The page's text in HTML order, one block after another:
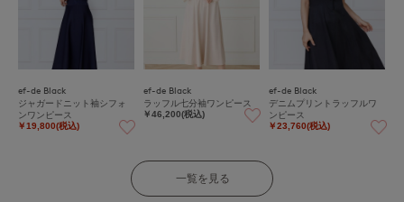
ef-de Black
ジャガードニット袖シフォ
ンワンピース
￥19,800(税込)
ef-de Black
ラッフル七分袖ワンピース
￥46,200(税込)
ef-de Black
デニムプリントラッフルワ
ンピース
￥23,760(税込)
一覧を見る